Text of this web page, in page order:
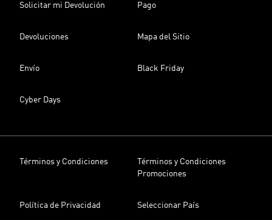
Solicitar mi Devolución Pago
Devoluciones Mapa del Sitio
Envío Black Friday
Cyber Days
Términos y Condiciones
Términos y Condiciones
Promociones
Política de Privacidad Seleccionar País